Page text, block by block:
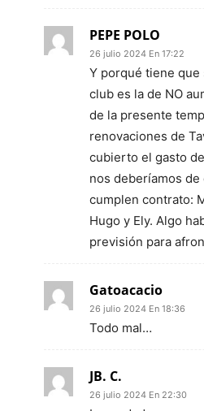
PEPE POLO
26 julio 2024 En 17:22
Y porqué tiene que
club es la de NO
de la presente
renovaciones de
cubierto el gasto
nos deberíamos
cumplen contrato:
Hugo y Ely. Algo
previsión para
Gatoacacio
26 julio 2024 En 18:36
Todo mal…
JB. C.
26 julio 2024 En 22:30